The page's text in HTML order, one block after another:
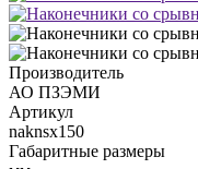
Производитель
АО ПЗЭМИ
Артикул
naknsx150
Габаритные размеры